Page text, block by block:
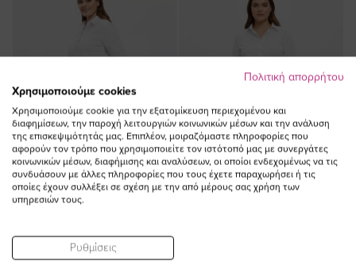
ΠΡΟΣΘΗΚΗ ΣΤΟ
Πολιτική απορρήτου
Χρησιμοποιούμε cookies
Χρησιμοποιούμε cookie για την εξατομίκευση περιεχομένου και
διαφημίσεων, την παροχή λειτουργιών κοινωνικών μέσων και την ανάλυση
της επισκεψιμότητάς μας. Επιπλέον, μοιραζόμαστε πληροφορίες που
αφορούν τον τρόπο που χρησιμοποιείτε τον ιστότοπό μας με συνεργάτες
κοινωνικών μέσων, διαφήμισης και αναλύσεων, οι οποίοι ενδεχομένως να τις
συνδυάσουν με άλλες πληροφορίες που τους έχετε παραχωρήσει ή τις
οποίες έχουν συλλέξει σε σχέση με την από μέρους σας χρήση των
υπηρεσιών τους.
Ρυθμίσεις